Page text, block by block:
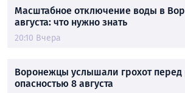
Масштабное отключение воды в
августа: что нужно знать
20:10 Вчера
Воронежцы услышали грохот перед
опасностью 8 августа